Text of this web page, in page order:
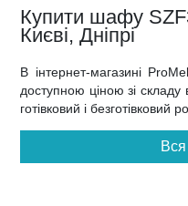
Купити шафу
Києві, Дніпрі
В інтернет-магазині
доступною ціною зі складу
готівковий і